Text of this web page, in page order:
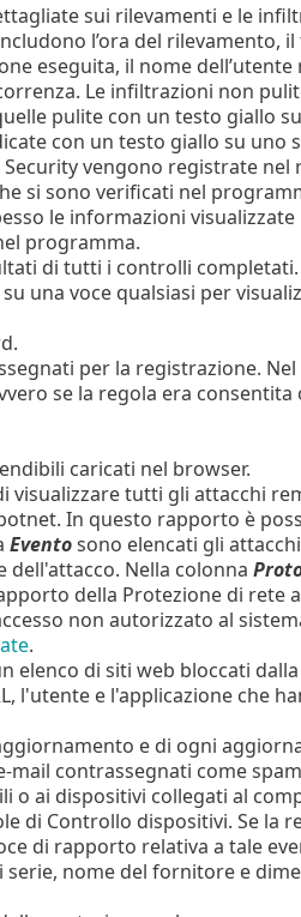
sui rilevamenti e le
l’ora del rilevamento,
eseguita, il nome
Le infiltrazioni non
pulite con un testo giallo
con un testo giallo su uno
vengono registrate
si sono verificati nel
le informazioni
programma.
di tutti i controlli
una voce qualsiasi per
per la registrazione.
se la regola era consentita
caricati nel browser.
visualizzare tutti gli attacchi
In questo rapporto è
Eventosono elencati gli
Nella colonna
della Protezione di rete
non autorizzato al
.
elenco di siti web bloccati dalla
l'utente e l'applicazione che
e di ogni
mail contrassegnati come
ai dispositivi collegati al
di Controllo dispositivi. Se la
di rapporto relativa a tale
nome del fornitore e